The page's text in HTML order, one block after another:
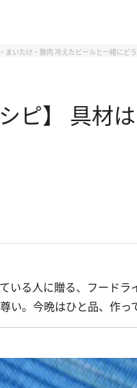
まいたけ・豚肉 冷えたビールと一緒にど
ピ】 具材
る人に贈る、フードラ
い。今晩はひと品、作っ